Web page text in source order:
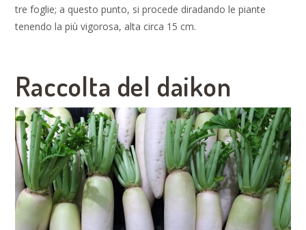
tre foglie; a questo punto, si procede diradando le piante
tenendo la più vigorosa, alta circa 15 cm.
Raccolta del daikon